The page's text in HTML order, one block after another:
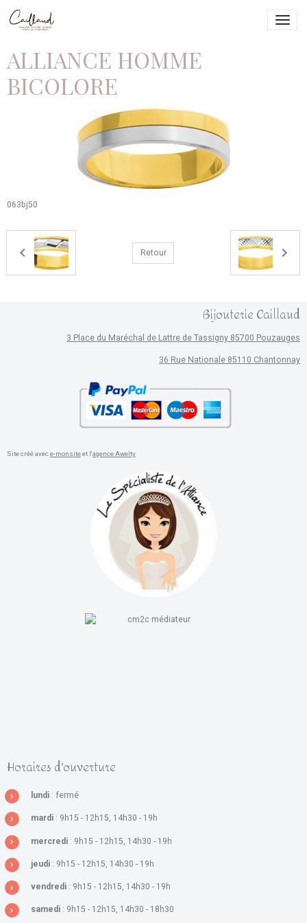
ALLIANCE HOMME
BICOLORE
063bj50
Retour
Bijouterie Caillaud
3 Place du Maréchal de Lattre de Tassigny 85700 Pouzauges
36 Rue Nationale 85110 Chantonnay
Site créé avece-monsiteet l'agence Awelty
Horaires d'ouverture
lundi : fermé
mardi : 9h15 - 12h15, 14h30 - 19h
mercredi : 9h15 - 12h15, 14h30 - 19h
jeudi : 9h15 - 12h15, 14h30 - 19h
vendredi : 9h15 - 12h15, 14h30 - 19h
samedi : 9h15 - 12h15, 14h30 - 18h30